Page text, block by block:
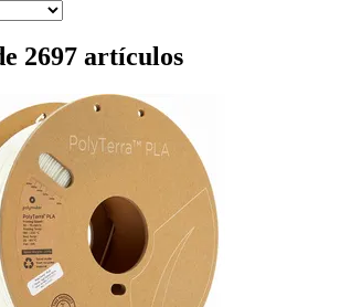
2697 artículos